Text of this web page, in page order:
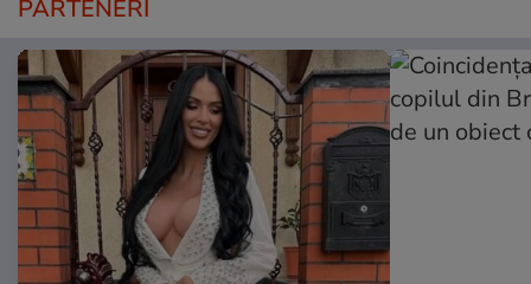
PARTENERI